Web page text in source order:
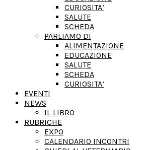
CURIOSITA’
SALUTE
SCHEDA
PARLIAMO DI
ALIMENTAZIONE
EDUCAZIONE
SALUTE
SCHEDA
CURIOSITA’
EVENTI
NEWS
IL LIBRO
RUBRICHE
EXPO
CALENDARIO INCONTRI